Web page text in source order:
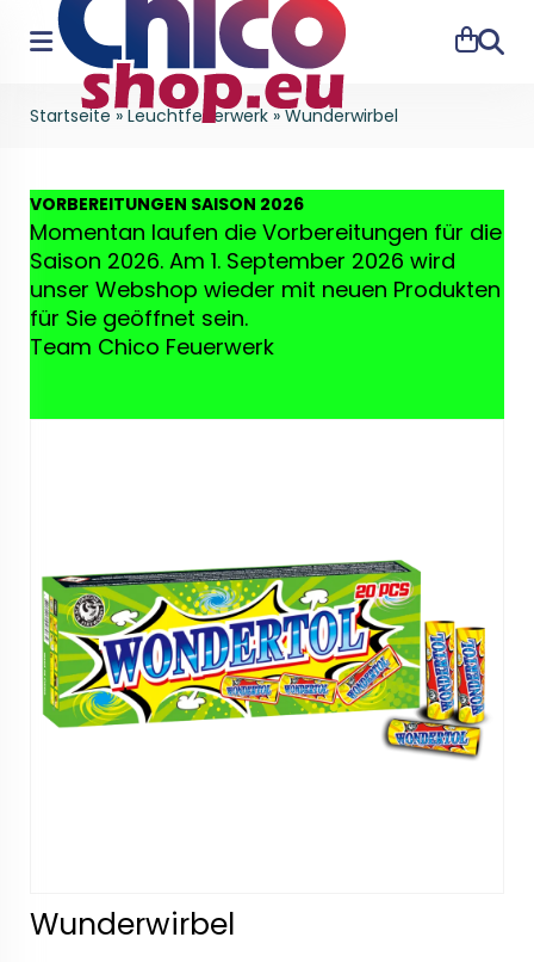
Suche
Startseite »Leuchtfeuerwerk »Wunderwirbel
VORBEREITUNGEN SAISON 2026
Momentan laufen die Vorbereitungen für die
Saison 2026. Am 1. September 2026 wird
unser Webshop wieder mit neuen Produkten
für Sie geöffnet sein.
Team Chico Feuerwerk
Wunderwirbel